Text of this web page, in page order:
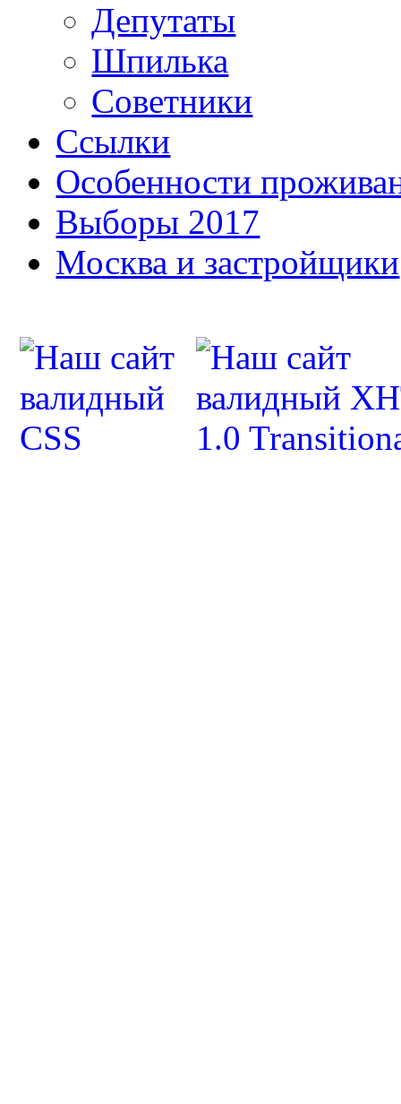
Депутаты
Шпилька
Советники
Ссылки
Особенности
Выборы 2017
Москва и застройщики